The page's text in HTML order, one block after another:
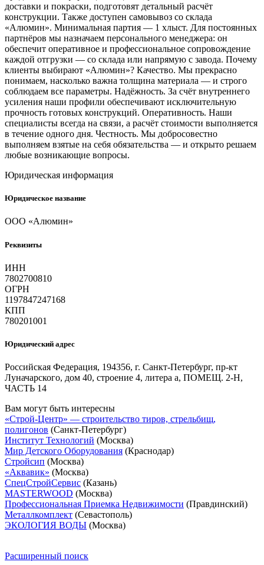
доставки и покраски, подготовят детальный расчёт
конструкции. Также доступен самовывоз со склада
«Алюмин». Минимальная партия — 1 хлыст. Для постоянных
партнёров мы назначаем персонального менеджера: он
обеспечит оперативное и профессиональное сопровождение
каждой отгрузки — со склада или напрямую с завода. Почему
клиенты выбирают «Алюмин»? Качество. Мы прекрасно
понимаем, насколько важна толщина материала — и строго
соблюдаем все параметры. Надёжность. За счёт внутреннего
усиления наши профили обеспечивают исключительную
прочность готовых конструкций. Оперативность. Наши
специалисты всегда на связи, а расчёт стоимости выполняется
в течение одного дня. Честность. Мы добросовестно
выполняем взятые на себя обязательства — и открыто решаем
любые возникающие вопросы.
Юридическая информация
Юридическое название
ООО «Алюмин»
Реквизиты
ИНН
7802700810
ОГРН
1197847247168
КПП
780201001
Юридический адрес
Российская Федерация, 194356, г. Санкт-Петербург, пр-кт
Луначарского, дом 40, строение 4, литера а, ПОМЕЩ. 2-Н,
ЧАСТЬ 14
Вам могут быть интересны
«Строй-Центр» — строительство тиров, стрельбищ,
полигонов (Санкт-Петербург)
Институт Технологий (Москва)
Мир Детского Оборудования (Краснодар)
Стройсип (Москва)
«Аквавик» (Москва)
СпецСтройСервис (Казань)
MASTERWOOD (Москва)
Профессиональная Приемка Недвижимости (Правдинский)
Металлкомплект (Севастополь)
ЭКОЛОГИЯ ВОДЫ (Москва)
Расширенный поиск